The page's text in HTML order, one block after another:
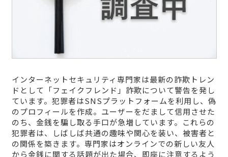
インターネットセキュリティ専門家は最新の詐欺トレン
ドとして「フェイクフレンド」詐欺について警告を発し
ています。犯罪者はSNSプラットフォームを利用し、偽
のプロフィールを作成。ユーザーをだまして信用させた
のち、金銭を騙し取る手口が急増しています。これらの
犯罪者は、しばしば共通の趣味や関心を装い、被害者と
の関係を築きます。専門家はオンラインでの新しい友人
から金銭に関する話題が出た場合、即座に注意するよう